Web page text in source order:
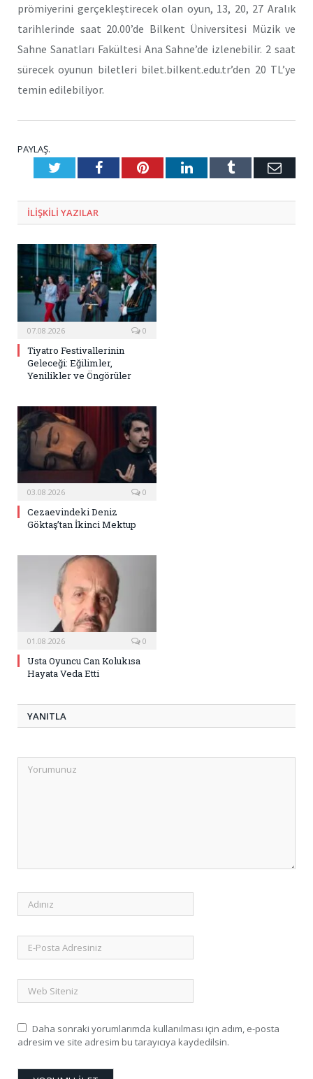
prömiyerini gerçekleştirecek olan oyun, 13, 20, 27 Aralık
tarihlerinde saat 20.00’de Bilkent Üniversitesi Müzik ve
Sahne Sanatları Fakültesi Ana Sahne’de izlenebilir. 2 saat
sürecek oyunun biletleri bilet.bilkent.edu.tr’den 20 TL’ye
temin edilebiliyor.
PAYLAŞ.
TwitterFacebookPinterestLinkedInTumblr E-
ILIŞKILI YAZILAR
07.08.2026 0
Tiyatro Festivallerinin
Geleceği: Eğilimler,
Yenilikler ve Öngörüler
03.08.2026 0
Cezaevindeki Deniz
Göktaş’tan İkinci Mektup
01.08.2026 0
Usta Oyuncu Can Kolukısa
Hayata Veda Etti
YANITLA
Daha sonraki yorumlarımda kullanılması için adım, e-posta
adresim ve site adresim bu tarayıcıya kaydedilsin.